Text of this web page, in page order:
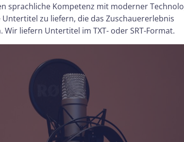
sprachliche Kompetenz mit moderner
Untertitel zu liefern, die das Zuschauererlebnis
Wir liefern Untertitel im TXT- oder SRT-Format.